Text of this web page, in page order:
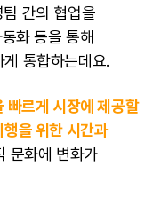
간의 협업을
화 등을 통해
통합하는데요.
빠르게 시장에 제공할
을 위한 시간과
문화에 변화가